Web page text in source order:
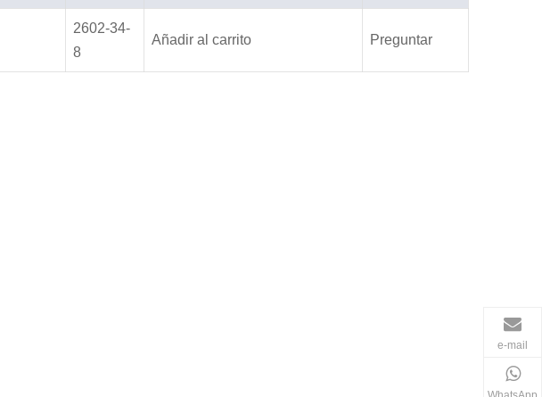
2602-34-
8
Añadir al carrito Preguntar
e-mail
WhatsApp